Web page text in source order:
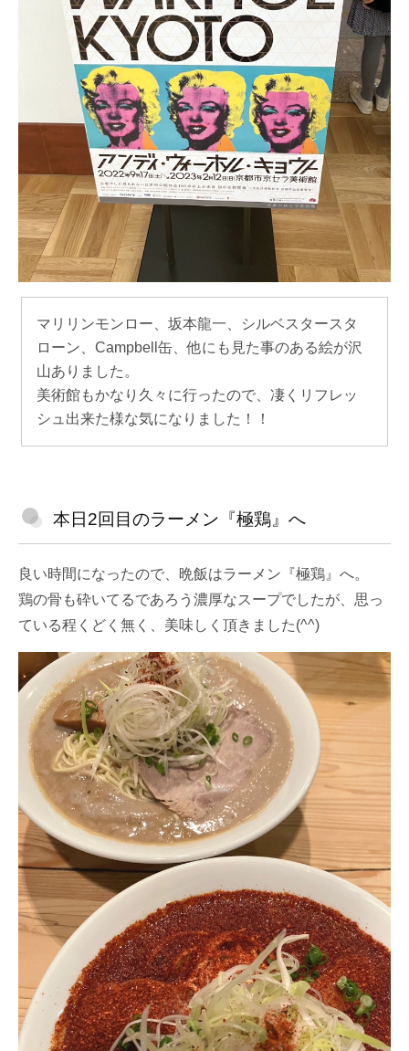
マリリンモンロー、坂本龍一、シルベスタースタ
ローン、Campbell缶、他にも見た事のある絵が沢
山ありました。
美術館もかなり久々に行ったので、凄くリフレッ
シュ出来た様な気になりました！！
本日2回目のラーメン『極鶏』へ
良い時間になったので、晩飯はラーメン『極鶏』へ。
鶏の骨も砕いてるであろう濃厚なスープでしたが、思っ
ている程くどく無く、美味しく頂きました(^^)